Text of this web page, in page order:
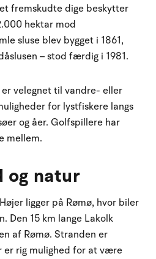
fremskudte dige beskytter
hektar mod
sluse blev bygget i 1861,
– stod færdig i 1981.
velegnet til vandre- eller
for lystfiskere langs
og åer. Golfspillere har
mellem.
og natur
ligger på Rømø, hvor biler
Den 15 km lange Lakolk
af Rømø. Stranden er
er rig mulighed for at være